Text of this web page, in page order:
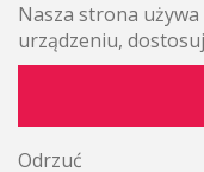
aluminium szczotkowane
żabkami
Nasza strona używa
urządzeniu,
Odrzuć